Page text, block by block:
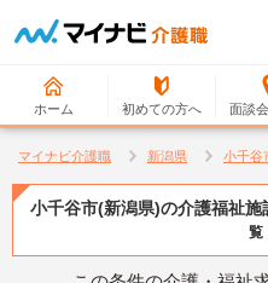
ホーム 初めての方へ 面談
マイナビ介護職 新潟県 小千谷
小千谷市(新潟県)の介護福祉施
覧